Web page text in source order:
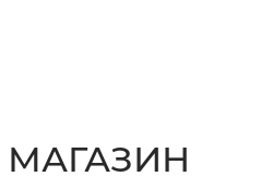
МАГАЗИН